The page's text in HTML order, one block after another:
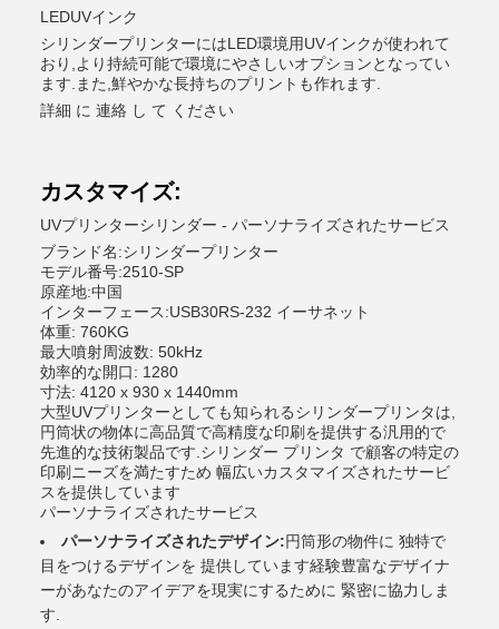
LEDUVインク
シリンダープリンターにはLED環境用UVインクが使われて
おり,より持続可能で環境にやさしいオプションとなってい
ます.また,鮮やかな長持ちのプリントも作れます.
詳細 に 連絡 し て ください
カスタマイズ:
UVプリンターシリンダー - パーソナライズされたサービス
ブランド名:シリンダープリンター
モデル番号:2510-SP
原産地:中国
インターフェース:USB30RS-232 イーサネット
体重: 760KG
最大噴射周波数: 50kHz
効率的な開口: 1280
寸法: 4120 x 930 x 1440mm
大型UVプリンターとしても知られるシリンダープリンタは,
円筒状の物体に高品質で高精度な印刷を提供する汎用的で
先進的な技術製品です.シリンダー プリンタ で顧客の特定の
印刷ニーズを満たすため 幅広いカスタマイズされたサービ
スを提供しています
パーソナライズされたサービス
パーソナライズされたデザイン:円筒形の物件に 独特で
目をつけるデザインを 提供しています経験豊富なデザイナ
ーがあなたのアイデアを現実にするために 緊密に協力しま
す.